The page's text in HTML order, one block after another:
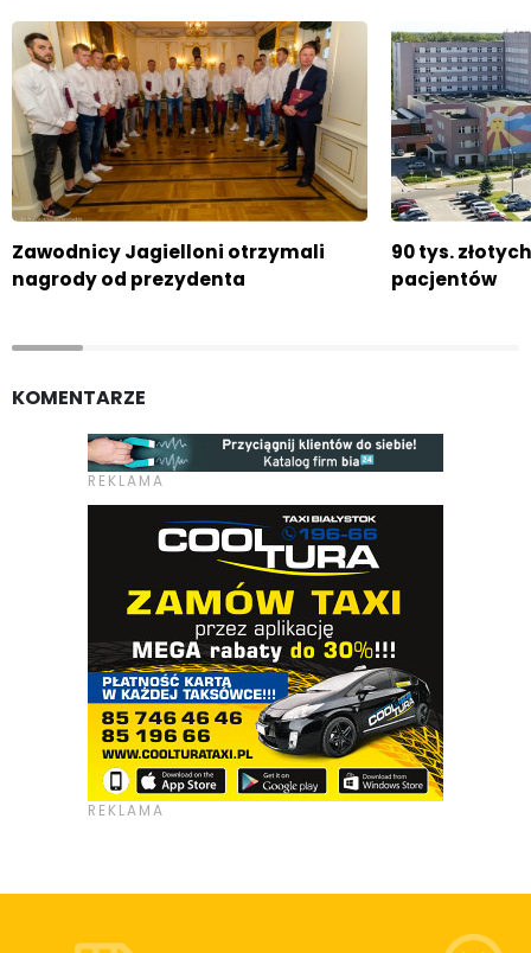
Zawodnicy Jagielloni otrzymali
nagrody od prezydenta
90 tys.
pacjentów
KOMENTARZE